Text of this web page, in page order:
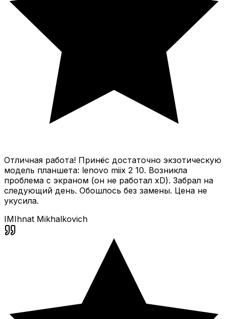
Отличная работа! Принёс достаточно экзотическую
модель планшета: lenovo miix 2 10. Возникла
проблема с экраном (он не работал xD). Забрал на
следующий день. Обошлось без замены. Цена не
укусила.
IMIhnat Mikhalkovich